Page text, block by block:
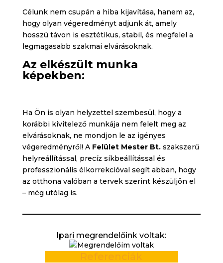
Célunk nem csupán a hiba kijavítása, hanem az,
hogy olyan végeredményt adjunk át, amely
hosszú távon is esztétikus, stabil, és megfelel a
legmagasabb szakmai elvárásoknak.
Az elkészült munka
képekben:
Ha Ön is olyan helyzettel szembesül, hogy a
korábbi kivitelező munkája nem felelt meg az
elvárásoknak, ne mondjon le az igényes
végeredményről! A Felület Mester Bt.szakszerű
helyreállítással, precíz síkbeállítással és
professzionális élkorrekcióval segít abban, hogy
az otthona valóban a tervek szerint készüljön el
– még utólag is.
Ipari megrendelőink voltak:
Referenciák